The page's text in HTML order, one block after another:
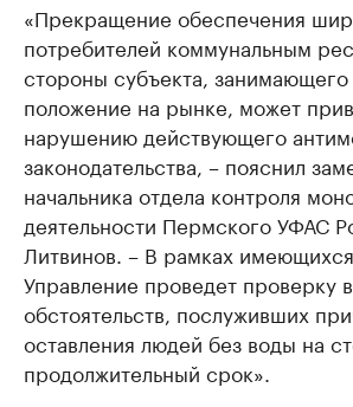
«Прекращение обеспечения
потребителей коммунальным
стороны субъекта,
положение на рынке, может
нарушению действующего
законодательства, – пояснил
начальника отдела контроля
деятельности Пермского УФАС
Литвинов. – В рамках
Управление проведет проверку
обстоятельств, послуживших
оставления людей без воды на
продолжительный срок».